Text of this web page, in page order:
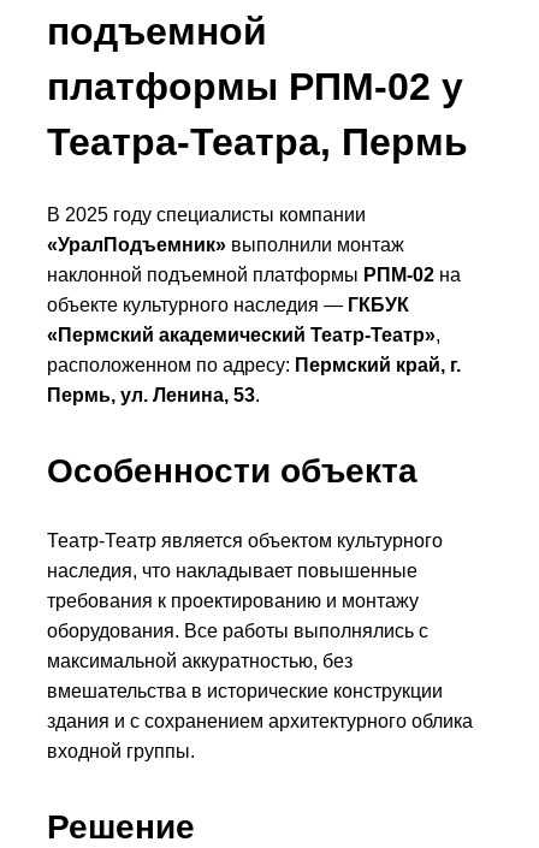
подъемной
платформы РПМ-02 у
Театра-Театра, Пермь
В 2025 году специалисты компании
«УралПодъемник» выполнили монтаж
наклонной подъемной платформы РПМ-02 на
объекте культурного наследия — ГКБУК
«Пермский академический Театр-Театр»,
расположенном по адресу: Пермский край, г.
Пермь, ул. Ленина, 53.
Особенности объекта
Театр-Театр является объектом культурного
наследия, что накладывает повышенные
требования к проектированию и монтажу
оборудования. Все работы выполнялись с
максимальной аккуратностью, без
вмешательства в исторические конструкции
здания и с сохранением архитектурного облика
входной группы.
Решение